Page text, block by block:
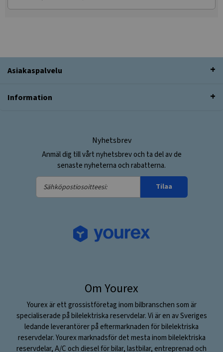
Asiakaspalvelu
Information
Nyhetsbrev
Anmäl dig till vårt nyhetsbrev och ta del av de
senaste nyheterna och rabatterna.
Sähköpostiosoitteesi:
Tilaa
Om Yourex
Yourex är ett grossistföretag inom bilbranschen som är
specialiserade på bilelektriska reservdelar. Vi är en av Sveriges
ledande leverantörer på eftermarknaden för bilelektriska
reservdelar. Yourex marknadsför det mesta inom bilelektriska
reservdelar, A/C och diesel för bilar, lastbilar, entreprenad och